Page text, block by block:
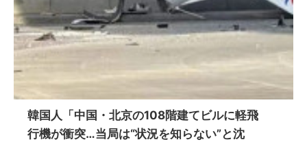
韓国人「中国・北京の108階建てビルに軽飛
行機が衝突…当局は“状況を知らない”と沈